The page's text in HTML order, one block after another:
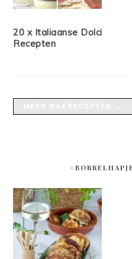
20 x Italiaanse Dolci
Recepten